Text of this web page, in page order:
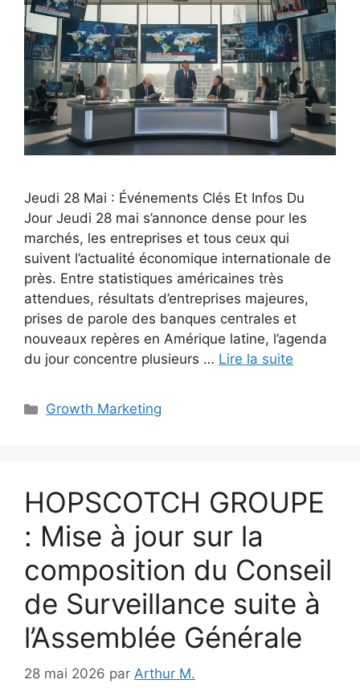
Jeudi 28 Mai : Événements Clés Et Infos Du
Jour Jeudi 28 mai s’annonce dense pour les
marchés, les entreprises et tous ceux qui
suivent l’actualité économique internationale de
près. Entre statistiques américaines très
attendues, résultats d’entreprises majeures,
prises de parole des banques centrales et
nouveaux repères en Amérique latine, l’agenda
du jour concentre plusieurs … Lire la suite
Catégories
Growth Marketing
HOPSCOTCH GROUPE
: Mise à jour sur la
composition du Conseil
de Surveillance suite à
l’Assemblée Générale
28 mai 2026 par Arthur M.